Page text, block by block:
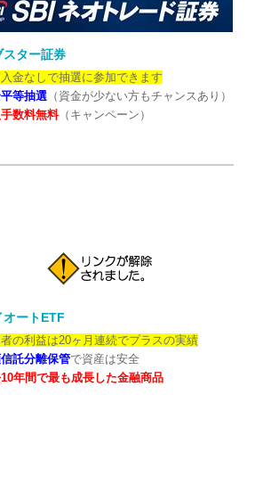
スター証券
金なしで抽選に参加できます
等抽選（資金が少ない方もチャンスあり）
数料無料（キャンペーン）
オートETF
の利益は20ヶ月連続でプラスの実績
託分離保管で資産は安全
年間で最も成長した金融商品